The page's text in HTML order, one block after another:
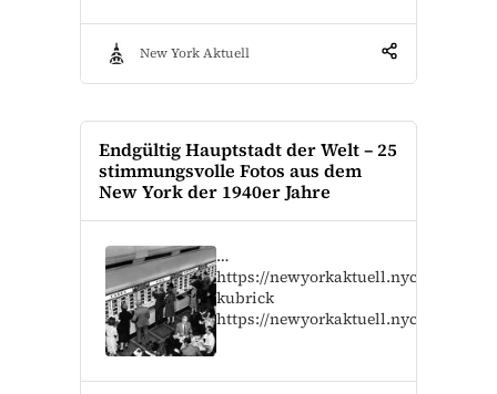
New York Aktuell
Endgültig Hauptstadt der Welt – 25
stimmungsvolle Fotos aus dem
New York der 1940er Jahre
…
https://newyorkaktuell.nyc/stanley-
kubrick
https://newyorkaktuell.nyc/weegee